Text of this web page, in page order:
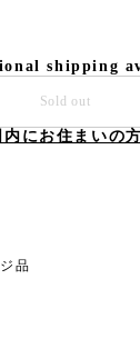
shipping
Sold out
内にお住まいの
品